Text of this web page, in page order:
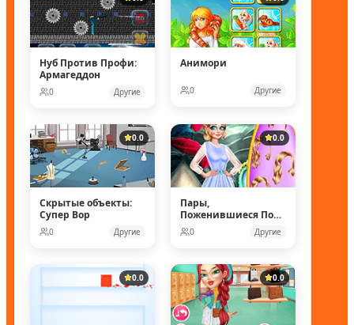
Нуб Против Профи:
Армагеддон
0 Другие
Анимори
0 Другие
0.0
Скрытые объекты:
Супер Вор
0 Другие
0.0
Пары,
Поженившиеся Под
Водой
0 Другие
0.0 0.0